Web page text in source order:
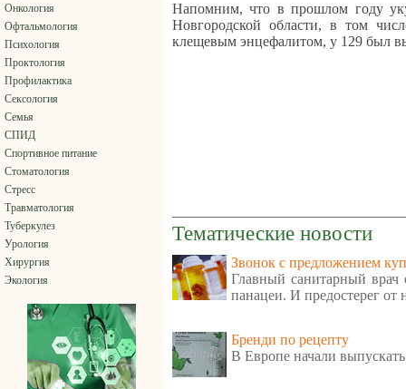
Онкология
Офтальмология
Психология
Проктология
Профилактика
Сексология
Семья
СПИД
Спортивное питание
Стоматология
Стресс
Травматология
Туберкулез
Урология
Хирургия
Экология
Напомним, что в прошлом году
Новгородской области, в том
клещевым энцефалитом, у 129 был
Тематические новости
Звонок с предложением
Главный санитарный врач
панацеи. И предостерег
Бренди по рецепту
В Европе начали